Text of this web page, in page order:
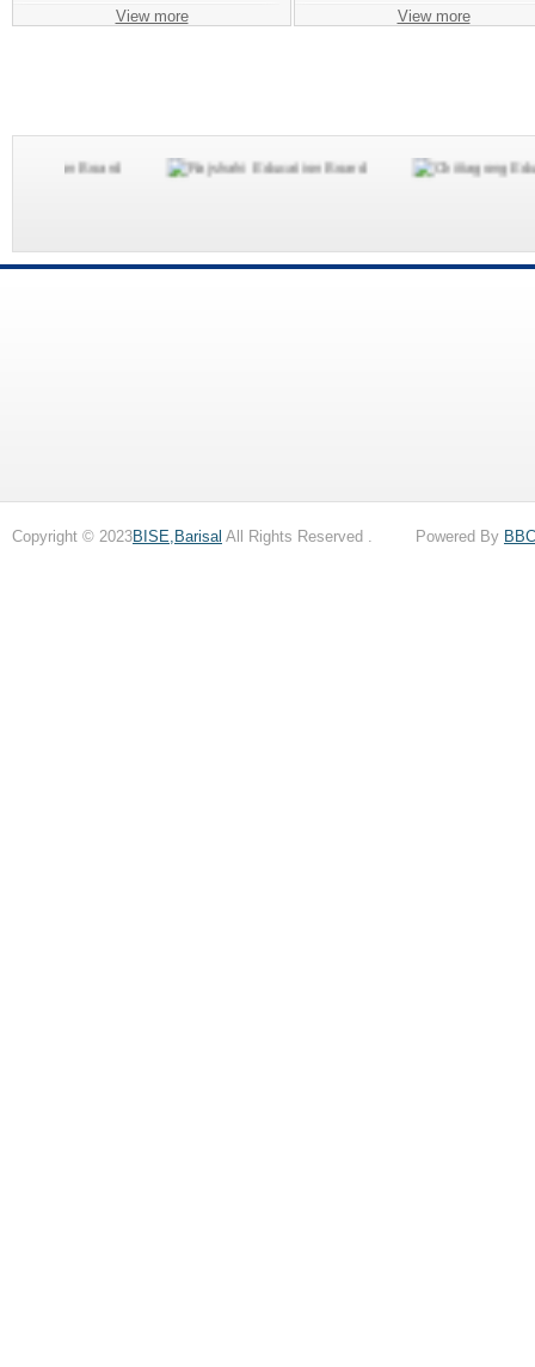
View more
View more
Copyright © 2023BISE,Barisal All Rights Reserved . Powered By